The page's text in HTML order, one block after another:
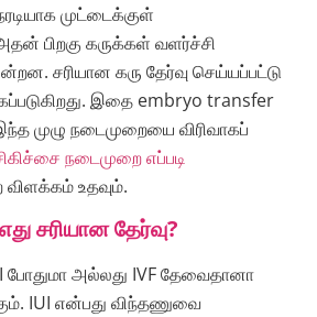
முட்டைக்குள்
பிறகு கருக்கள் வளர்ச்சி
சரியான கரு தேர்வு செய்யப்பட்டு
இதை embryo transfer
முழு நடைமுறையை விரிவாகப்
நடைமுறை எப்படி
உதவும்.
சரியான தேர்வு?
அல்லது IVF தேவைதானா
IUI என்பது விந்தணுவை